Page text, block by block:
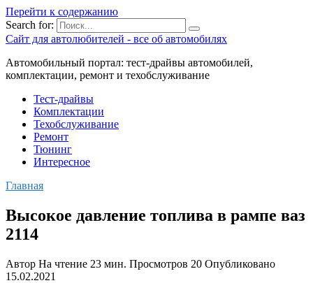
Перейти к содержанию
Search for:
Сайт для автолюбителей - все об автомобилях
Автомобильный портал: тест-драйвы автомобилей,
комплектации, ремонт и техобслуживание
Тест-драйвы
Комплектации
Техобслуживание
Ремонт
Тюнинг
Интересное
Главная
Высокое давление топлива в рампе ваз
2114
Автор На чтение 23 мин. Просмотров 20 Опубликовано
15.02.2021